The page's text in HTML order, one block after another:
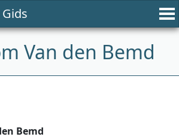
Van den Bemd
Bemd